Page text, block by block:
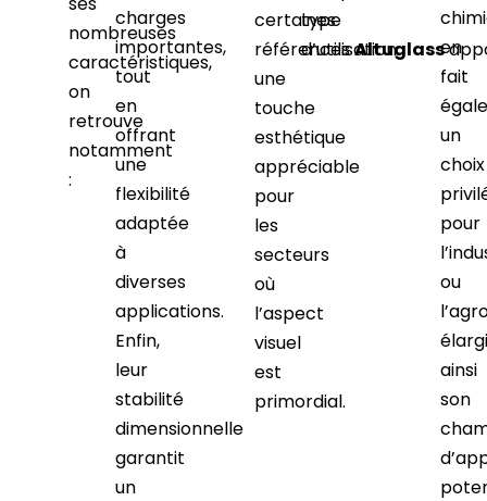
nombreuses
caractéristiques,
on
retrouve
notamment
:
charges
importantes,
tout
en
offrant
une
flexibilité
adaptée
à
diverses
applications.
Enfin,
leur
stabilité
dimensionnelle
garantit
un
certaines
référencesAltuglass
une
touche
esthétique
appréciable
pour
les
secteurs
où
l’aspect
visuel
est
primordial.
type
d’utilisation.
en
fait
un
choix
pour
ou
ainsi
son